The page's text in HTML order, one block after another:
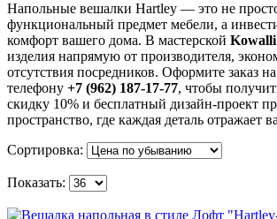
Напольные вешалки Hartley — это не
функциональный предмет мебели, а
комфорт вашего дома. В мастерской Kowalli
изделия напрямую от производителя,
отсутствия посредников. Оформите заказ
телефону +7 (962) 187-17-77, чтобы
скидку 10% и бесплатный дизайн-проект
пространство, где каждая деталь отражает
Сортировка:
Показать: